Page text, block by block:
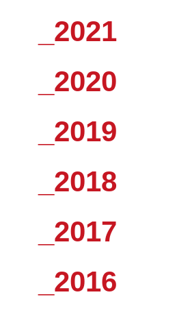
_2021
_2020
_2019
_2018
_2017
_2016